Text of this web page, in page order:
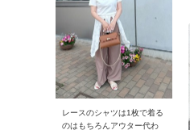
レースのシャツは1枚で着る
のはもちろんアウター代わ